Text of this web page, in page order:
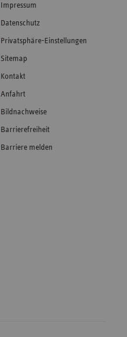
Impressum
Datenschutz
Privatsphäre-Einstellungen
Sitemap
Kontakt
Anfahrt
Bildnachweise
Barrierefreiheit
Barriere melden